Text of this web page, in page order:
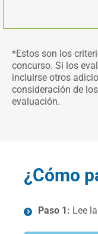
*Estos son los
concurso. Si los
incluirse otros
consideración de
evaluación.
¿Cómo
Paso 1: Lee